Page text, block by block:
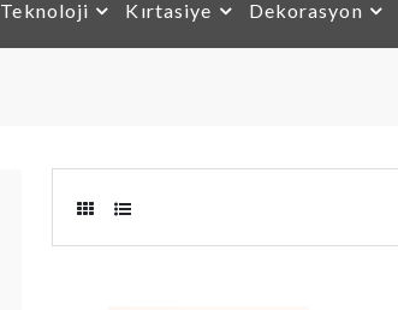
Teknoloji Kırtasiye Dekorasyon